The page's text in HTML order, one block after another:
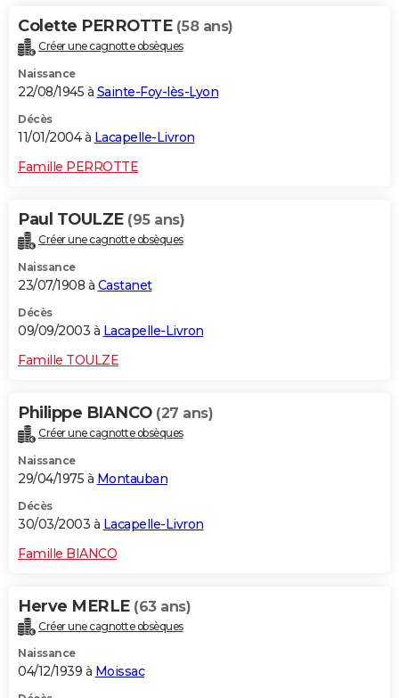
Colette PERROTTE (58 ans)
Créer une cagnotte obsèques
Naissance
22/08/1945 à Sainte-Foy-lès-Lyon
Décès
11/01/2004 à Lacapelle-Livron
Famille PERROTTE
Paul TOULZE (95 ans)
Créer une cagnotte obsèques
Naissance
23/07/1908 à Castanet
Décès
09/09/2003 à Lacapelle-Livron
Famille TOULZE
Philippe BIANCO (27 ans)
Créer une cagnotte obsèques
Naissance
29/04/1975 à Montauban
Décès
30/03/2003 à Lacapelle-Livron
Famille BIANCO
Herve MERLE (63 ans)
Créer une cagnotte obsèques
Naissance
04/12/1939 à Moissac